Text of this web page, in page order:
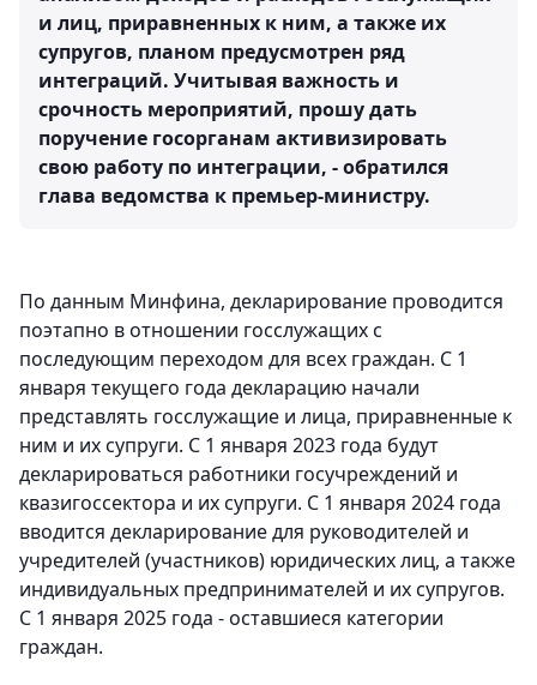
и лиц, приравненных к ним, а также их
супругов, планом предусмотрен ряд
интеграций. Учитывая важность и
срочность мероприятий, прошу дать
поручение госорганам активизировать
свою работу по интеграции, - обратился
глава ведомства к премьер-министру.
По данным Минфина, декларирование проводится
поэтапно в отношении госслужащих с
последующим переходом для всех граждан. С 1
января текущего года декларацию начали
представлять госслужащие и лица, приравненные к
ним и их супруги. С 1 января 2023 года будут
декларироваться работники госучреждений и
квазигоссектора и их супруги. С 1 января 2024 года
вводится декларирование для руководителей и
учредителей (участников) юридических лиц, а также
индивидуальных предпринимателей и их супругов.
С 1 января 2025 года - оставшиеся категории
граждан.